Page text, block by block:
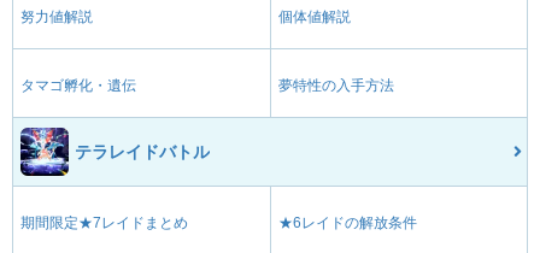
努力値解説 個体値解説
タマゴ孵化・遺伝 夢特性の入手方法
テラレイドバトル
期間限定★7レイドまとめ ★6レイドの解放条件